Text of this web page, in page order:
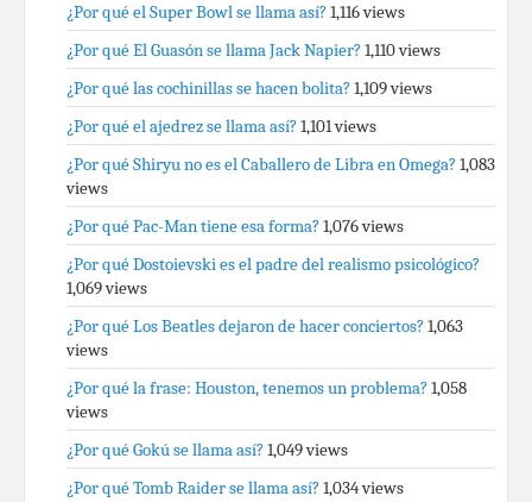
¿Por qué el Super Bowl se llama así? 1,116 views
¿Por qué El Guasón se llama Jack Napier? 1,110 views
¿Por qué las cochinillas se hacen bolita? 1,109 views
¿Por qué el ajedrez se llama así? 1,101 views
¿Por qué Shiryu no es el Caballero de Libra en Omega? 1,083
views
¿Por qué Pac-Man tiene esa forma? 1,076 views
¿Por qué Dostoievski es el padre del realismo psicológico?
1,069 views
¿Por qué Los Beatles dejaron de hacer conciertos? 1,063
views
¿Por qué la frase: Houston, tenemos un problema? 1,058
views
¿Por qué Gokú se llama así? 1,049 views
¿Por qué Tomb Raider se llama así? 1,034 views